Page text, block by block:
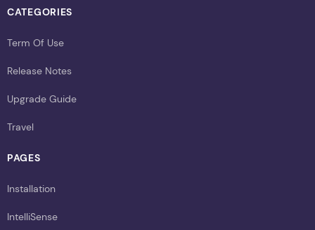
CATEGORIES
Term Of Use
Release Notes
Upgrade Guide
Travel
PAGES
Installation
IntelliSense